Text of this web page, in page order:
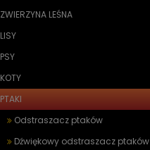
ZWIERZYNA LEŚNA
LISY
PSY
KOTY
PTAKI
Odstraszacz ptaków
Dźwiękowy odstraszacz ptaków